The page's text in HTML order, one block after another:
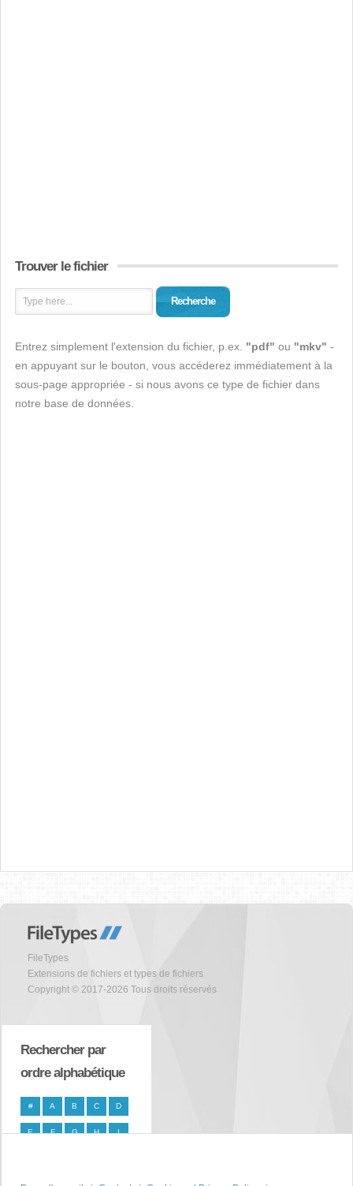
Trouver le fichier
Recherche
Entrez simplement l'extension du fichier, p.ex. "pdf" ou "mkv" -
en appuyant sur le bouton, vous accéderez immédiatement à la
sous-page appropriée - si nous avons ce type de fichier dans
notre base de données.
FileTypes
Extensions de fichiers et types de fichiers
Copyright © 2017-2026 Tous droits réservés
Rechercher par
ordre alphabétique
# A B C D
E F G H I
P S